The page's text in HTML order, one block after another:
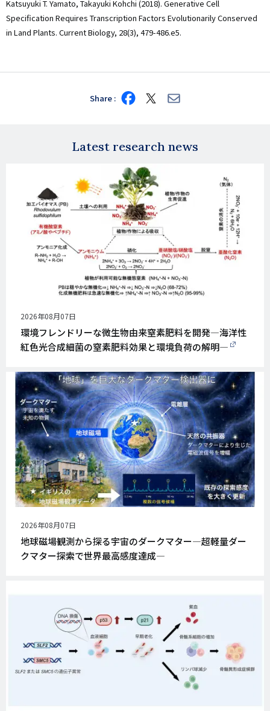
Katsuyuki T. Yamato, Takayuki Kohchi (2018). Generative Cell
Specification Requires Transcription Factors Evolutionarily Conserved
in Land Plants. Current Biology, 28(3), 479-486.e5.
Share Share
on
Share
on
Share
via
Latest research news
公
開
日
2026年08月07日
環境フレンドリーな微生物由来窒素肥料を開発―海洋性
紅色光合成細菌の窒素肥料効果と環境負荷の解明―
公
開
日
2026年08月07日
地球磁場観測から探る宇宙のダークマター―超軽量ダー
クマター探索で世界最高感度達成―